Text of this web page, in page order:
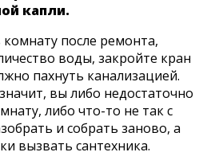
капли.
после ремонта,
воды, закройте кран
пахнуть канализацией.
вы либо недостаточно
либо что-то не так с
и собрать заново, а
вызвать сантехника.